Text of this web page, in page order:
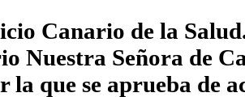
Canario de la
Nuestra Señora de
la que se aprueba de